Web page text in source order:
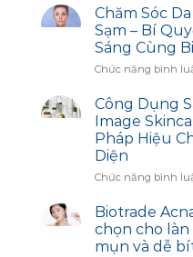
Chăm Sóc
Sạm – Bí
Sáng Cùng
Chức năng bình
Công Dụng
Image
Pháp Hiệu
Diện
Chức năng bình
Biotrade
chọn cho làn
mụn và dễ